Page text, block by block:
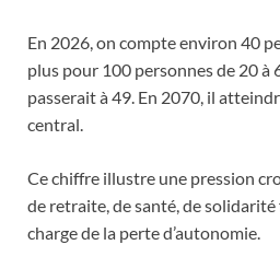
En 2026, on compte environ 40
plus pour 100 personnes de 20 à
passerait à 49. En 2070, il
central.
Ce chiffre illustre une pression
de retraite, de santé, de
charge de la perte d’autonomie.